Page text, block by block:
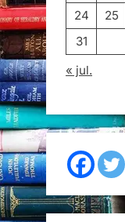
24
25
31
« jul.